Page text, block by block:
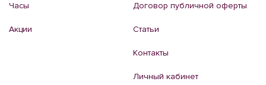
Часы
Акции
Договор публичной оферты
Статьи
Контакты
Личный кабинет